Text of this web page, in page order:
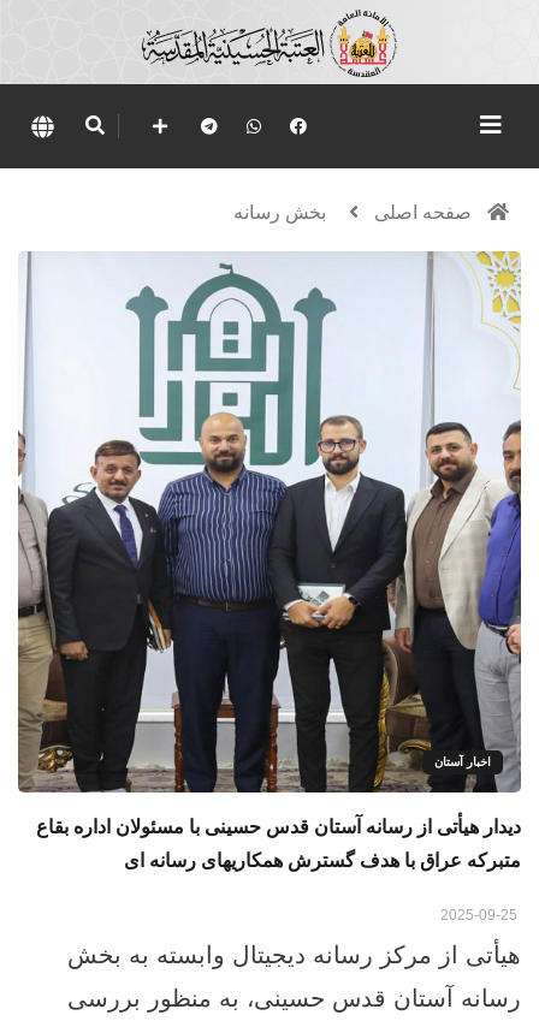
صفحه اصلی بخش رسانه
اخبار آستان
دیدار هیأتی از رسانه آستان قدس حسینی با مسئولان اداره بقاع
متبرکه عراق با هدف گسترش همکاریهای رسانه ای
هیأتی از مرکز رسانه دیجیتال وابسته به بخش
رسانه آستان قدس حسینی، به منظور بررسی